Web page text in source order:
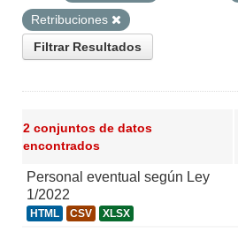
Retribuciones
Filtrar Resultados
2 conjuntos de datos
encontrados
Personal eventual según Ley
1/2022
HTML CSV XLSX